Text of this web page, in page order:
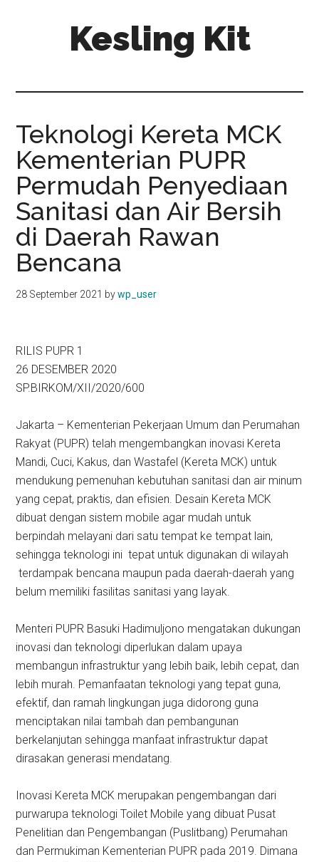
Kesling Kit
Teknologi Kereta MCK
Kementerian PUPR
Permudah Penyediaan
Sanitasi dan Air Bersih
di Daerah Rawan
Bencana
28 September 2021 bywp_user
RILIS PUPR 1
26 DESEMBER 2020
SP.BIRKOM/XII/2020/600
Jakarta – Kementerian Pekerjaan Umum dan Perumahan
Rakyat (PUPR) telah mengembangkan inovasi Kereta
Mandi, Cuci, Kakus, dan Wastafel (Kereta MCK) untuk
mendukung pemenuhan kebutuhan sanitasi dan air minum
yang cepat, praktis, dan efisien. Desain Kereta MCK
dibuat dengan sistem mobile agar mudah untuk
berpindah melayani dari satu tempat ke tempat lain,
sehingga teknologi ini tepat untuk digunakan di wilayah
terdampak bencana maupun pada daerah-daerah yang
belum memiliki fasilitas sanitasi yang layak.
Menteri PUPR Basuki Hadimuljono mengatakan dukungan
inovasi dan teknologi diperlukan dalam upaya
membangun infrastruktur yang lebih baik, lebih cepat, dan
lebih murah. Pemanfaatan teknologi yang tepat guna,
efektif, dan ramah lingkungan juga didorong guna
menciptakan nilai tambah dan pembangunan
berkelanjutan sehingga manfaat infrastruktur dapat
dirasakan generasi mendatang.
Inovasi Kereta MCK merupakan pengembangan dari
purwarupa teknologi Toilet Mobile yang dibuat Pusat
Penelitian dan Pengembangan (Puslitbang) Perumahan
dan Permukiman Kementerian PUPR pada 2019. Dimana